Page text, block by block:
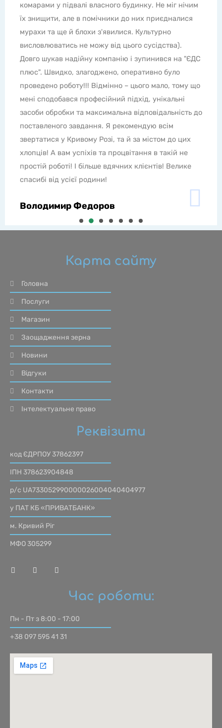
мухи восени та взимку в теплі дні. Гидке
дзижчання з пілотуванням по квартирі дратувало
жахливо, відкрити балкон неможливо. Ні стрічки
не допомагали, ні інші засоби. Але навіть не
підозрювала, що можна впоратися з проблемою
назавжди, якщо користуватися послугами фахівців.
Професійні засоби - супер як і сама робота, все
чітко за часом без зволікань. Якщо у Вас проблеми
з комахами, гризунами та іншою живністю,
набирайте номер телефону лише ЕРС Плюс. Всім
рекомендую звертатися до цієї компанії.
Юлія Ломенко
Карта сайту
Головна
Послуги
Магазин
Заощадження зерна
Новини
Відгуки
Контакти
Інтелектуальне право
Реквізити
код ЄДРПОУ 37862397
ІПН 378623904848
р/с UA733052990000026004040404977
у ПАТ КБ «ПРИВАТБАНК»
м. Кривий Ріг
МФО 305299
Час роботи:
Пн - Пт з 8:00 - 17:00
+38 097 595 41 31